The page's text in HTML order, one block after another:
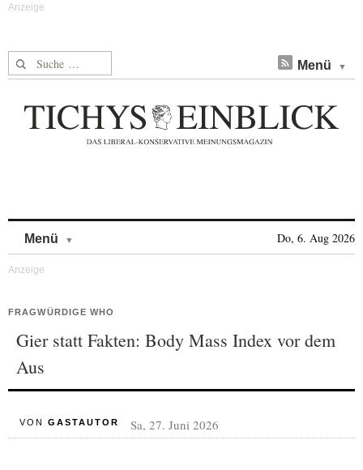
Suche nach: Menü
Menü Do, 6. Aug 2026
FRAGWÜRDIGE WHO
Gier statt Fakten: Body Mass Index vor dem
Aus
VON GASTAUTOR Sa, 27. Juni 2026